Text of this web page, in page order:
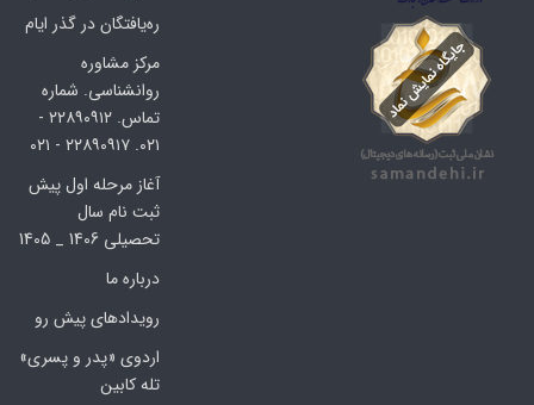
ره‌یافتگان در گذر ایام
مرکز مشاوره
روانشناسی. شماره
تماس. ۲۲۸۹۰۹۱۲ -
۰۲۱. ۲۲۸۹۰۹۱۷ - ۰۲۱
آغاز مرحله اول پیش
ثبت نام سال
تحصیلی 1406 _ 1405
درباره ما
رویدادهای پیش رو
اردوی «پدر و پسری»
تله کابین